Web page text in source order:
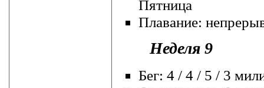
Пятница
Плавание:
Неделя 9
Бег: 4 / 4 / 5 / 3